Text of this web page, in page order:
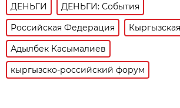
ДЕНЬГИ
ДЕНЬГИ: События
Российская Федерация
Адылбек Касымалиев
кыргызско-российский форум